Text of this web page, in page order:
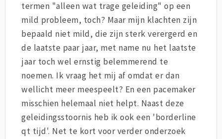
termen "alleen wat trage geleiding" op een
mild probleem, toch? Maar mijn klachten zijn
bepaald niet mild, die zijn sterk verergerd en
de laatste paar jaar, met name nu het laatste
jaar toch wel ernstig belemmerend te
noemen. Ik vraag het mij af omdat er dan
wellicht meer meespeelt? En een pacemaker
misschien helemaal niet helpt. Naast deze
geleidingsstoornis heb ik ook een 'borderline
qt tijd'. Net te kort voor verder onderzoek